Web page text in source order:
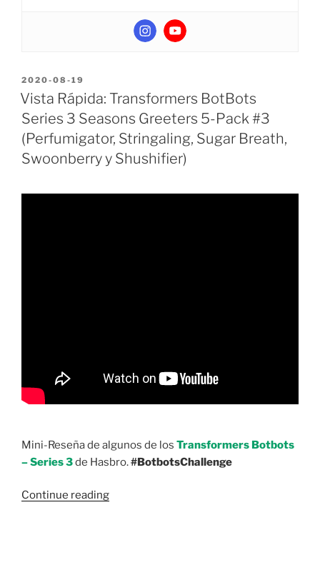
POSTED
ON
2020-08-19
Vista Rápida: Transformers BotBots
Series 3 Seasons Greeters 5-Pack #3
(Perfumigator, Stringaling, Sugar Breath,
Swoonberry y Shushifier)
Mini-Reseña de algunos de los Transformers Botbots
– Series 3de Hasbro.#BotbotsChallenge
Continue reading“Vista